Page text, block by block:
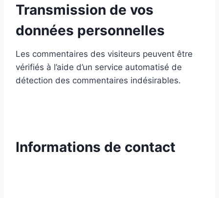
Transmission de vos
données personnelles
Les commentaires des visiteurs peuvent être
vérifiés à l’aide d’un service automatisé de
détection des commentaires indésirables.
Informations de contact